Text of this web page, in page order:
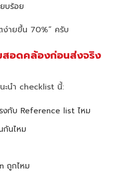
บร้อย
ง่ายขึ้น 70%” ครับ
สอดคล้องก่อนส่งจริง
นำ checklist นี้:
กับ Reference list ไหม
กันไหม
ถูกไหม